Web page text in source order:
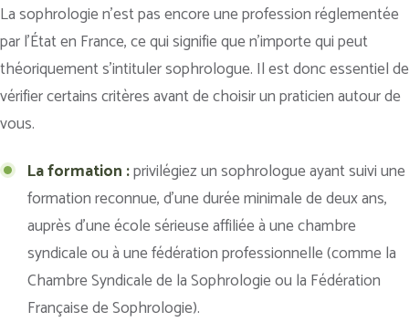
La sophrologie n’est pas encore une profession réglementée
par l’État en France, ce qui signifie que n’importe qui peut
théoriquement s’intituler sophrologue. Il est donc essentiel de
vérifier certains critères avant de choisir un praticien autour de
vous.
La formation :privilégiez un sophrologue ayant suivi une
formation reconnue, d’une durée minimale de deux ans,
auprès d’une école sérieuse affiliée à une chambre
syndicale ou à une fédération professionnelle (comme la
Chambre Syndicale de la Sophrologie ou la Fédération
Française de Sophrologie).